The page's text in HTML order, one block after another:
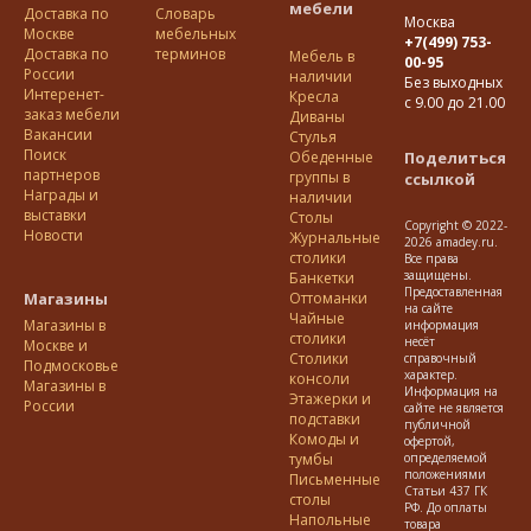
Доставка по
Москве
Доставка по
Росcии
Интеренет-
заказ мебели
Вакансии
Поиск
партнеров
Награды и
выставки
Новости
Магазины
Магазины в
Москве и
Подмосковье
Магазины в
России
Словарь
мебельных
терминов
мебели
Мебель в
наличии
Кресла
Диваны
Стулья
Обеденные
группы в
наличии
Столы
Журнальные
столики
Банкетки
Оттоманки
Чайные
столики
Столики
консоли
Этажерки и
подставки
Комоды и
тумбы
Письменные
столы
Напольные
Москва
+7(499) 753-
00-95
Без выходных
с 9.00 до 21.00
Поделиться
ссылкой
Copyright © 2022-
2026 amadey.ru.
Все права
защищены.
Предоставленная
на сайте
информация
несёт
справочный
характер.
Информация на
сайте не является
публичной
офертой,
определяемой
положениями
Статьи 437 ГК
РФ. До оплаты
товара